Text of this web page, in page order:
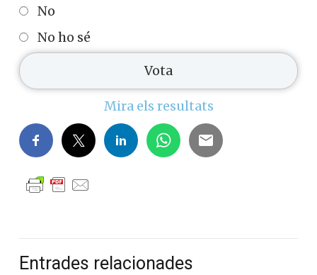
No
No ho sé
Mira els resultats
Entrades relacionades